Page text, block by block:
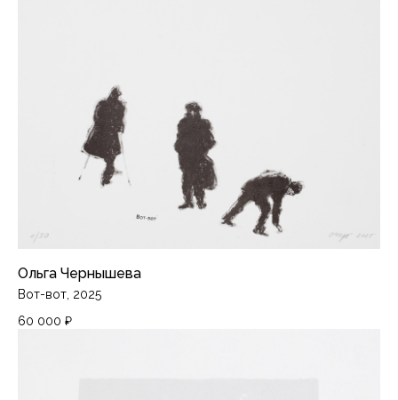
Ольга Чернышева
Вот-вот, 2025
60 000 ₽